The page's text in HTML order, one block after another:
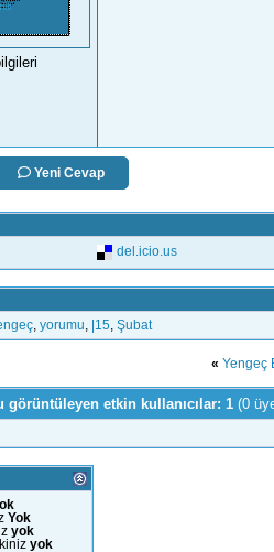
Yeni Cevap
del.icio.us
yorumu |15 Şubat
« Yengeç
görüntüleyen etkin kullanıcılar: 1 (0
Yok
yok
yok